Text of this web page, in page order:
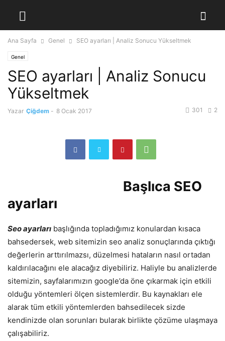
Ana Sayfa Genel SEO ayarları | Analiz Sonucu Yükseltmek
Genel
SEO ayarları | Analiz Sonucu
Yükseltmek
Yazar Çiğdem - 8 Ocak 2017 2
301
Başlıca SEO
ayarları
Seo ayarları başlığında topladığımız konulardan kısaca
bahsedersek, web sitemizin seo analiz sonuçlarında çıktığı
değerlerin arttırılmazsı, düzelmesi hataların nasıl ortadan
kaldırılacağını ele alacağız diyebiliriz. Haliyle bu analizlerde
sitemizin, sayfalarımızın google’da öne çıkarmak için etkili
olduğu yöntemleri ölçen sistemlerdir. Bu kaynakları ele
alarak tüm etkili yöntemlerden bahsedilecek sizde
kendinizde olan sorunları bularak birlikte çözüme ulaşmaya
çalışabiliriz.